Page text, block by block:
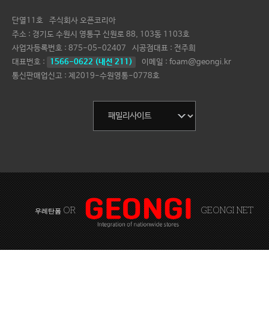
단열11호
주식회사 오픈코리아
주소 : 경기도 수원시 영통구 신원로 88, 103동 1103호
사업자등록번호 : 875-05-02407 시공점대표 : 전주희
대표번호 :
1566-0622 (내선 211)
이메일 : foam@geongi.kr
통신판매업신고 : 제2019-수원영통-0778호
우레탄폼 OR GEONGI NET